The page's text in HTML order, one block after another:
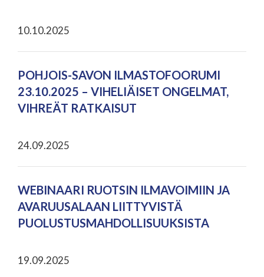
10.10.2025
POHJOIS-SAVON ILMASTOFOORUMI
23.10.2025 – VIHELIÄISET ONGELMAT,
VIHREÄT RATKAISUT
24.09.2025
WEBINAARI RUOTSIN ILMAVOIMIIN JA
AVARUUSALAAN LIITTYVISTÄ
PUOLUSTUSMAHDOLLISUUKSISTA
19.09.2025